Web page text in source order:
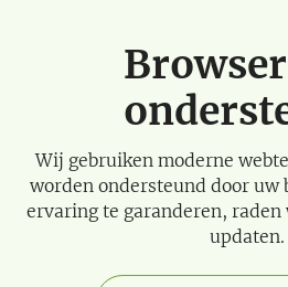
Wij gebruiken moderne
worden ondersteund door uw
ervaring te garanderen, raden
updaten.